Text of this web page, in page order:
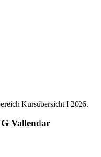
Kursübersicht I 2026.
Vallendar